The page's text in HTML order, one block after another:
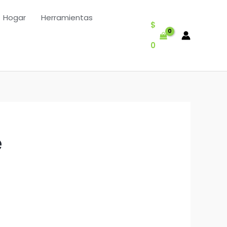
Hogar Herramientas
$
0